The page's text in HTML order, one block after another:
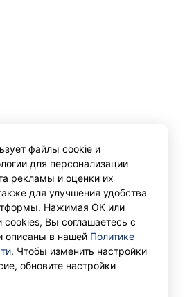
файлы cookie и
для персонализации
рекламы и оценки их
для улучшения удобства
Нажимая ОК или
cookies, Вы соглашаетесь с
описаны в нашей Политике
. Чтобы изменить настройки
обновите настройки